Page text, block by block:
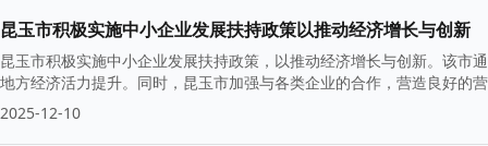
昆玉市积极实施中小企业发展扶持政策以推动经济增长与创新
昆玉市积极实施中小企业发展扶持政策，以推动经济增长与创新。该市
地方经济活力提升。同时，昆玉市加强与各类企业的合作，营造良好的
2025-12-10